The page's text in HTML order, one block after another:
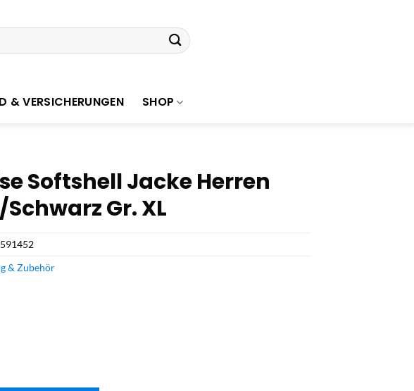
& VERSICHERUNGEN SHOP
Softshell Jacke Herren
Gr. XL
& Zubehör